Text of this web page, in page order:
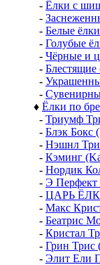
- Ёлки с
-
- Белые ёлки
- Голубые
- Чёрные и
- Блестящие
-
-
♦ Ёлки по
- Триумф
- Блэк Бокс
- Нэшнл Три
- Кэминг
- Нордик
- Э Перфект
- ЦАРЬ
- Макс
- Беатрис
- Кристал
- Грин Трис
- Элит Ели